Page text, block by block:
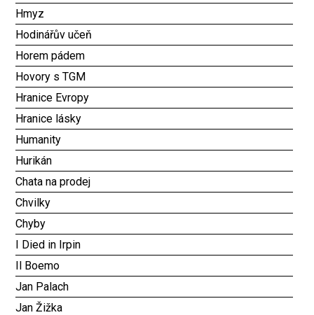
Hmyz
Hodinářův učeň
Horem pádem
Hovory s TGM
Hranice Evropy
Hranice lásky
Humanity
Hurikán
Chata na prodej
Chvilky
Chyby
I Died in Irpin
Il Boemo
Jan Palach
Jan Žižka